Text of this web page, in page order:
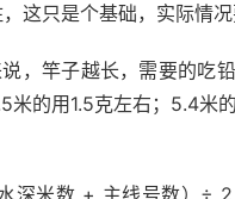
这只是个基础，实际情况
，竿子越长，需要的吃
的用1.5克左右；5.4米
深米数 + 主线号数）÷